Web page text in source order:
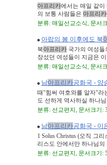
아프리카에서는 매일 같이
의 보통 사람들은 아프리카
분류: 매일선교소식, 문서
아랍의 봄 이후에도 북
북아프리카 국가의 여성
장섰던 여성들이 지금은
분류: 매일선교소식, 문서
남아프리카공화국 - 양
때"힘써 여호와를 알자"라
도 선하게 역사하실 하나
분류: 선교편지, 문서크기:
남아프리카공화국 - 이
1 Solus Christus (오직 그
리스도 안에서만 하나님
분류: 선교편지, 문서크기: